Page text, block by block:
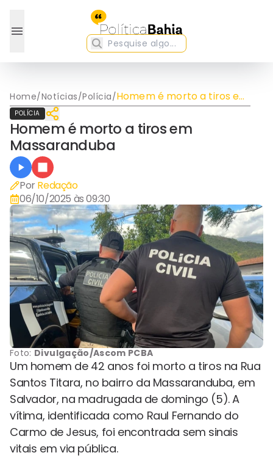
Home/Notícias/Polícia/Homem é morto a tiros em
Massaranduba
POLÍCIA
Homem é morto a tiros em
Massaranduba
Por Redação
06/10/2025 às 09:30
Foto: Divulgação/Ascom PCBA
Um homem de 42 anos foi morto a tiros na Rua
Santos Titara, no bairro da Massaranduba, em
Salvador, na madrugada de domingo (5). A
vítima, identificada como Raul Fernando do
Carmo de Jesus, foi encontrada sem sinais
vitais em via pública.